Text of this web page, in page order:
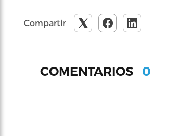
Compartir
COMENTARIOS 0